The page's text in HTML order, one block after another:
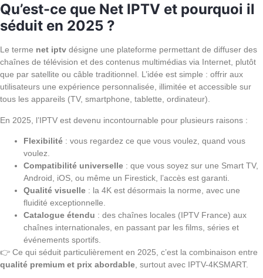
Qu’est-ce que Net IPTV et pourquoi il
séduit en 2025 ?
Le terme net iptv désigne une plateforme permettant de diffuser des
chaînes de télévision et des contenus multimédias via Internet, plutôt
que par satellite ou câble traditionnel. L’idée est simple : offrir aux
utilisateurs une expérience personnalisée, illimitée et accessible sur
tous les appareils (TV, smartphone, tablette, ordinateur).
En 2025, l’IPTV est devenu incontournable pour plusieurs raisons :
Flexibilité : vous regardez ce que vous voulez, quand vous
voulez.
Compatibilité universelle : que vous soyez sur une Smart TV,
Android, iOS, ou même un Firestick, l’accès est garanti.
Qualité visuelle : la 4K est désormais la norme, avec une
fluidité exceptionnelle.
Catalogue étendu : des chaînes locales (IPTV France) aux
chaînes internationales, en passant par les films, séries et
événements sportifs.
👉 Ce qui séduit particulièrement en 2025, c’est la combinaison entre
qualité premium et prix abordable , surtout avec IPTV-4KSMART.